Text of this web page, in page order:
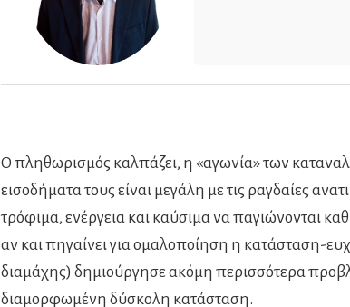
Ο πληθωρισμός καλπάζει, η «αγωνία» των
εισοδήματα τους είναι μεγάλη με τις ραγδαίες
τρόφιμα, ενέργεια και καύσιμα να παγιώνονται
αν και πηγαίνει για ομαλοποίηση η κατάσταση-
διαμάχης) δημιούργησε ακόμη περισσότερα
διαμορφωμένη δύσκολη κατάσταση.